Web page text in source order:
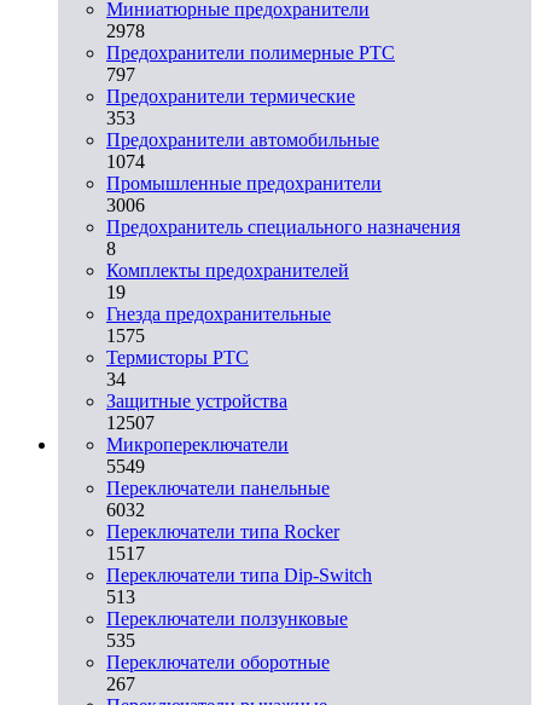
Миниатюрные предохранители
2978
Предохранители полимерные PTC
797
Предохранители термические
353
Предохранители автомобильные
1074
Промышленные предохранители
3006
Предохранитель специального назначения
8
Комплекты предохранителей
19
Гнезда предохранительные
1575
Термисторы PTC
34
Защитные устройства
12507
Микропереключатели
5549
Переключатели панельные
6032
Переключатели типа Rocker
1517
Переключатели типа Dip-Switch
513
Переключатели ползунковые
535
Переключатели оборотные
267